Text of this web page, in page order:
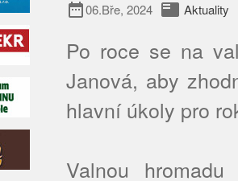
date_range06.Bře, 2024 featured_play_list Aktuality
Po roce se na
Janová, aby
hlavní úkoly pro
Valnou